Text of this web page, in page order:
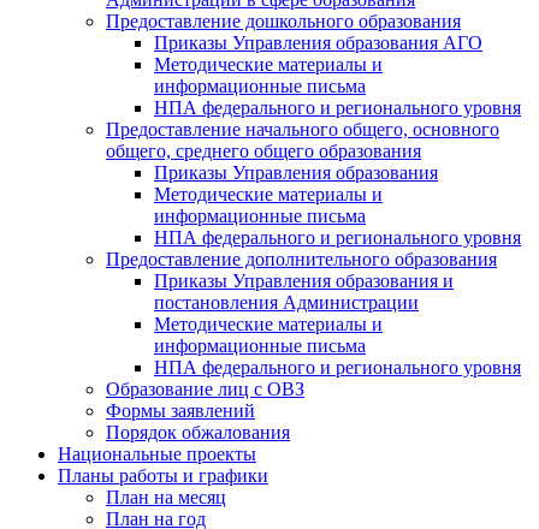
Предоставление дошкольного образования
Приказы Управления образования АГО
Методические материалы и
информационные письма
НПА федерального и регионального уровня
Предоставление начального общего, основного
общего, среднего общего образования
Приказы Управления образования
Методические материалы и
информационные письма
НПА федерального и регионального уровня
Предоставление дополнительного образования
Приказы Управления образования и
постановления Администрации
Методические материалы и
информационные письма
НПА федерального и регионального уровня
Образование лиц с ОВЗ
Формы заявлений
Порядок обжалования
Национальные проекты
Планы работы и графики
План на месяц
План на год